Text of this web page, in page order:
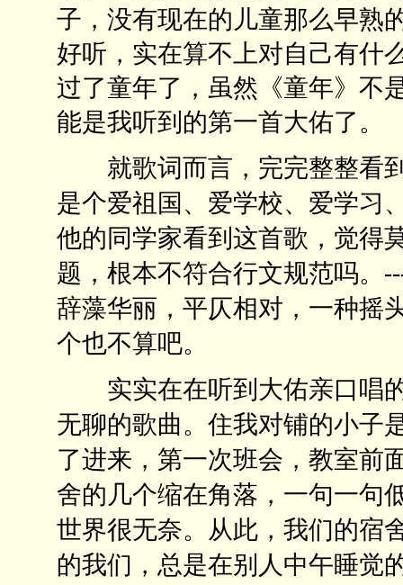
子，没有现在的儿童那么早熟
好听，实在算不上对自己有什
过了童年了，虽然《童年》不
能是我听到的第一首大佑了。
就歌词而言，完完整整看到
是个爱祖国、爱学校、爱学习
他的同学家看到这首歌，觉得
题，根本不符合行文规范吗。
辞藻华丽，平仄相对，一种摇
个也不算吧。
实实在在听到大佑亲口唱的
无聊的歌曲。住我对铺的小子
了进来，第一次班会，教室前
舍的几个缩在角落，一句一句
世界很无奈。从此，我们的宿
的我们，总是在别人中午睡觉